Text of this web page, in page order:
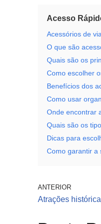
Acesso
Acessórios de
O que são
Quais são os
Como escolher
Benefícios dos
Como usar
Onde encontrar
Quais são os
Dicas para
Como garantir a
ANTERIOR
Atrações